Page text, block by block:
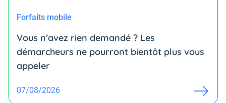
Forfaits mobile
Vous n’avez rien demandé ? Les
démarcheurs ne pourront bientôt plus vous
appeler
07/08/2026